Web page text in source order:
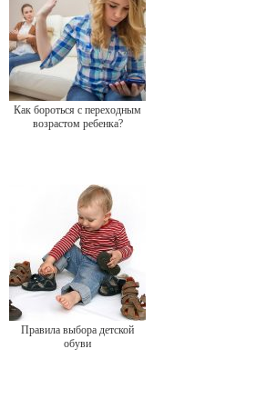
Как бороться с переходным
возрастом ребенка?
Правила выбора детской
обуви